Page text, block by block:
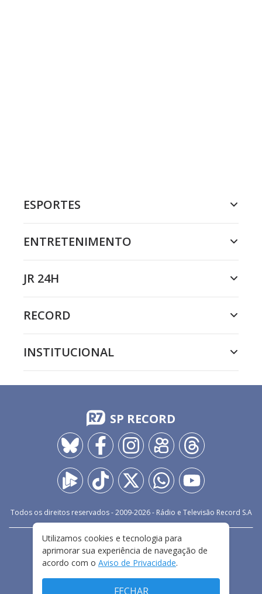
ESPORTES
ENTRETENIMENTO
JR 24H
RECORD
INSTITUCIONAL
SP RECORD
Todos os direitos reservados - 2009-2026- Rádio e Televisão Record S.A
FALE CONOSCO
PRIVACIDADE
TERMOS E CONDIÇÕES DE USO
Utilizamos cookies e tecnologia para
aprimorar sua experiência de navegação de
acordo com o Aviso de Privacidade.
FECHAR